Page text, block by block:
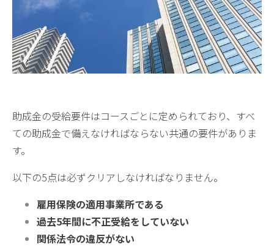
助成金の受給要件はコースごとに定められており、すべ
ての助成金で備えなければならない共通の要件がありま
す。
以下の5点は必ずクリアしなければなりません。
雇用保険の適用事業所である
過去5年間に不正受給をしていない
関係法令の違反がない